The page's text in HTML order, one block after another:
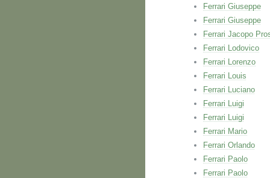
Ferrari Giuseppe
Ferrari Giuseppe
Ferrari Jacopo
Ferrari Lodovico
Ferrari Lorenzo
Ferrari Louis
Ferrari Luciano
Ferrari Luigi
Ferrari Luigi
Ferrari Mario
Ferrari Orlando
Ferrari Paolo
Ferrari Paolo